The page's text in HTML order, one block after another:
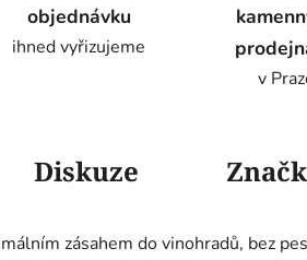
objednávku
ihned vyřizujeme
v
Diskuze
zásahem do vinohradů, bez